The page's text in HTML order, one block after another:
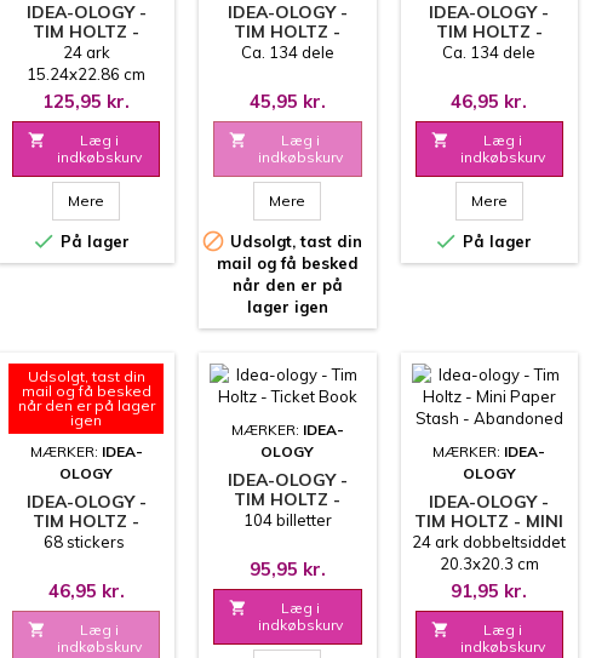
IDEA-OLOGY -
TIM HOLTZ -
KRAFT STOCK -
METALLIC
COLORS
24 ark
15.24x22.86 cm
125,95 kr.

Læg i
indkøbskurv
Mere
 På lager
IDEA-OLOGY -
TIM HOLTZ -
FIELD NOTES
Ca. 134 dele
45,95 kr.

Læg i
indkøbskurv
Mere
 Udsolgt, tast din
mail og få besked
når den er på
lager igen
IDEA-OLOGY -
TIM HOLTZ -
FIELD NOTES
SNIPPETS
Ca. 134 dele
46,95 kr.

Læg i
indkøbskurv
Mere
 På lager
Udsolgt, tast din
mail og få besked
når den er på lager
igen
MÆRKER: IDEA-
OLOGY
IDEA-OLOGY -
TIM HOLTZ -
LABEL STICKERS
68 stickers
46,95 kr.

Læg i
indkøbskurv
MÆRKER: IDEA-
OLOGY
IDEA-OLOGY -
TIM HOLTZ -
TICKET BOOK
104 billetter
95,95 kr.

Læg i
indkøbskurv
MÆRKER: IDEA-
OLOGY
IDEA-OLOGY -
TIM HOLTZ - MINI
PAPER STASH -
ABANDONED
24 ark dobbeltsiddet
20.3x20.3 cm
91,95 kr.

Læg i
indkøbskurv